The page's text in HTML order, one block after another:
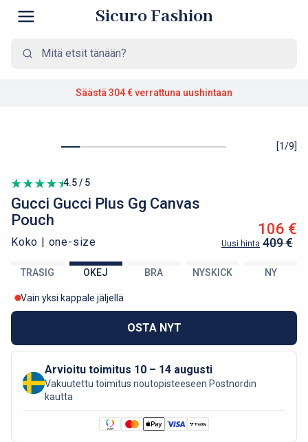
Sicuro Fashion
Säästä 304 €verrattuna uushintaan
[1/9]
4.5 / 5
Gucci Gucci Plus Gg Canvas
Pouch
Koko | one-size
106 €
Uusi hinta 409 €
TRASIG OKEJ BRA NYSKICK NY
Vain yksi kappale jäljellä
OSTA NYT
Arvioitu toimitus 10 – 14 augusti
Vakuutettu toimitus noutopisteeseen Postnordin
kautta